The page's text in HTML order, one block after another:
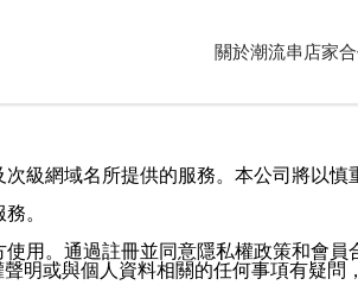
關於潮流串 店家
級網域名所提供的服務。本公司將以
。
用。通過註冊並同意隱私權政策和會員
明或與個人資料相關的任何事項有疑問